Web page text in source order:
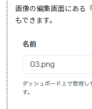
画像の編集画面にある
もできます。